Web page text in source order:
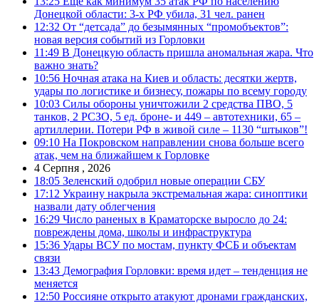
Донецкой области: 3-х РФ убила, 31 чел. ранен
12:32 От “детсада” до безымянных “промобъектов”:
новая версия событий из Горловки
11:49 В Донецкую область пришла аномальная жара. Что
важно знать?
10:56 Ночная атака на Киев и область: десятки жертв,
удары по логистике и бизнесу, пожары по всему городу
10:03 Силы обороны уничтожили 2 средства ПВО, 5
танков, 2 РСЗО, 5 ед. броне- и 449 – автотехники, 65 –
артиллерии. Потери РФ в живой силе – 1130 “штыков”!
09:10 На Покровском направлении снова больше всего
атак, чем на ближайшем к Горловке
4 Серпня , 2026
18:05 Зеленский одобрил новые операции СБУ
17:12 Украину накрыла экстремальная жара: синоптики
назвали дату облегчения
16:29 Число раненых в Краматорске выросло до 24:
повреждены дома, школы и инфраструктура
15:36 Удары ВСУ по мостам, пункту ФСБ и объектам
связи
13:43 Демография Горловки: время идет – тенденция не
меняется
12:50 Россияне открыто атакуют дронами гражданских,